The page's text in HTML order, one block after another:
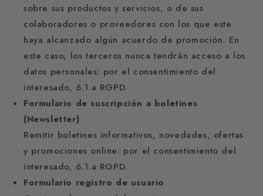
sobre sus productos y servicios, o de sus
colaboradores o proveedores con los que este
haya alcanzado algún acuerdo de promoción. En
este caso, los terceros nunca tendrán acceso a los
datos personales: por el consentimiento del
interesado, 6.1.a RGPD.
Formulario de suscripción a boletines
(Newsletter)
Remitir boletines informativos, novedades, ofertas
y promociones online: por el consentimiento del
interesado, 6.1.a RGPD.
Formulario registro de usuario